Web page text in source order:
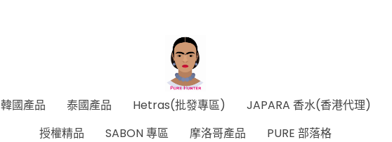
韓國產品 泰國產品 Hetras(批發專區) JAPARA 香水(香港代理)
授權精品
SABON 專區 摩洛哥產品 PURE 部落格